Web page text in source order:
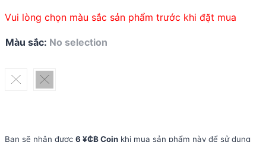
Vui lòng chọn màu sắc sản phẩm trước khi đặt mua
Màu sắc: No selection
Bạn sẽ nhận được 6 ¥₵฿ Coin khi mua sản phẩm này để sử dụng